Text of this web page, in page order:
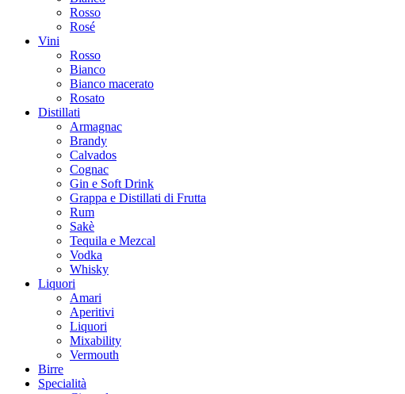
Rosso
Rosé
Vini
Rosso
Bianco
Bianco macerato
Rosato
Distillati
Armagnac
Brandy
Calvados
Cognac
Gin e Soft Drink
Grappa e Distillati di Frutta
Rum
Sakè
Tequila e Mezcal
Vodka
Whisky
Liquori
Amari
Aperitivi
Liquori
Mixability
Vermouth
Birre
Specialità